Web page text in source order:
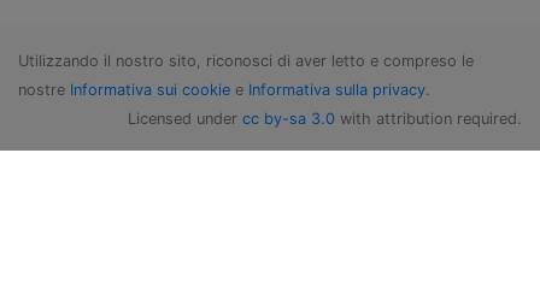
Utilizzando il nostro sito, riconosci di aver letto e compreso le
nostre Informativa sui cookie e Informativa sulla privacy.
Licensed under cc by-sa 3.0 with attribution required.